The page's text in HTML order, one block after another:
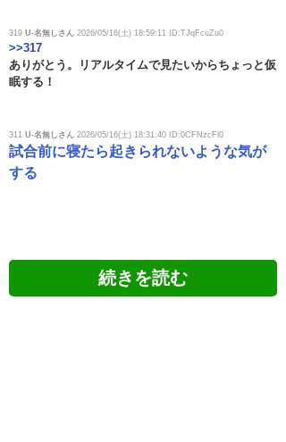
319 U-名無しさん 2026/05/16(土) 18:59:11 ID:TJqFcuZu0
>>317
ありがとう。リアルタイムで見たいからちょっと仮
眠する！
311 U-名無しさん 2026/05/16(土) 18:31:40 ID:0CFNzcFl0
試合前に寝たら起きられないような気が
する